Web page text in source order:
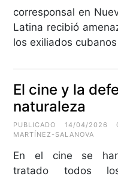
corresponsal en
Latina recibió
los exiliados
El cine y la
naturaleza
PUBLICADO 14/04/
MARTÍNEZ-SALANOVA
En el cine se
tratado todos